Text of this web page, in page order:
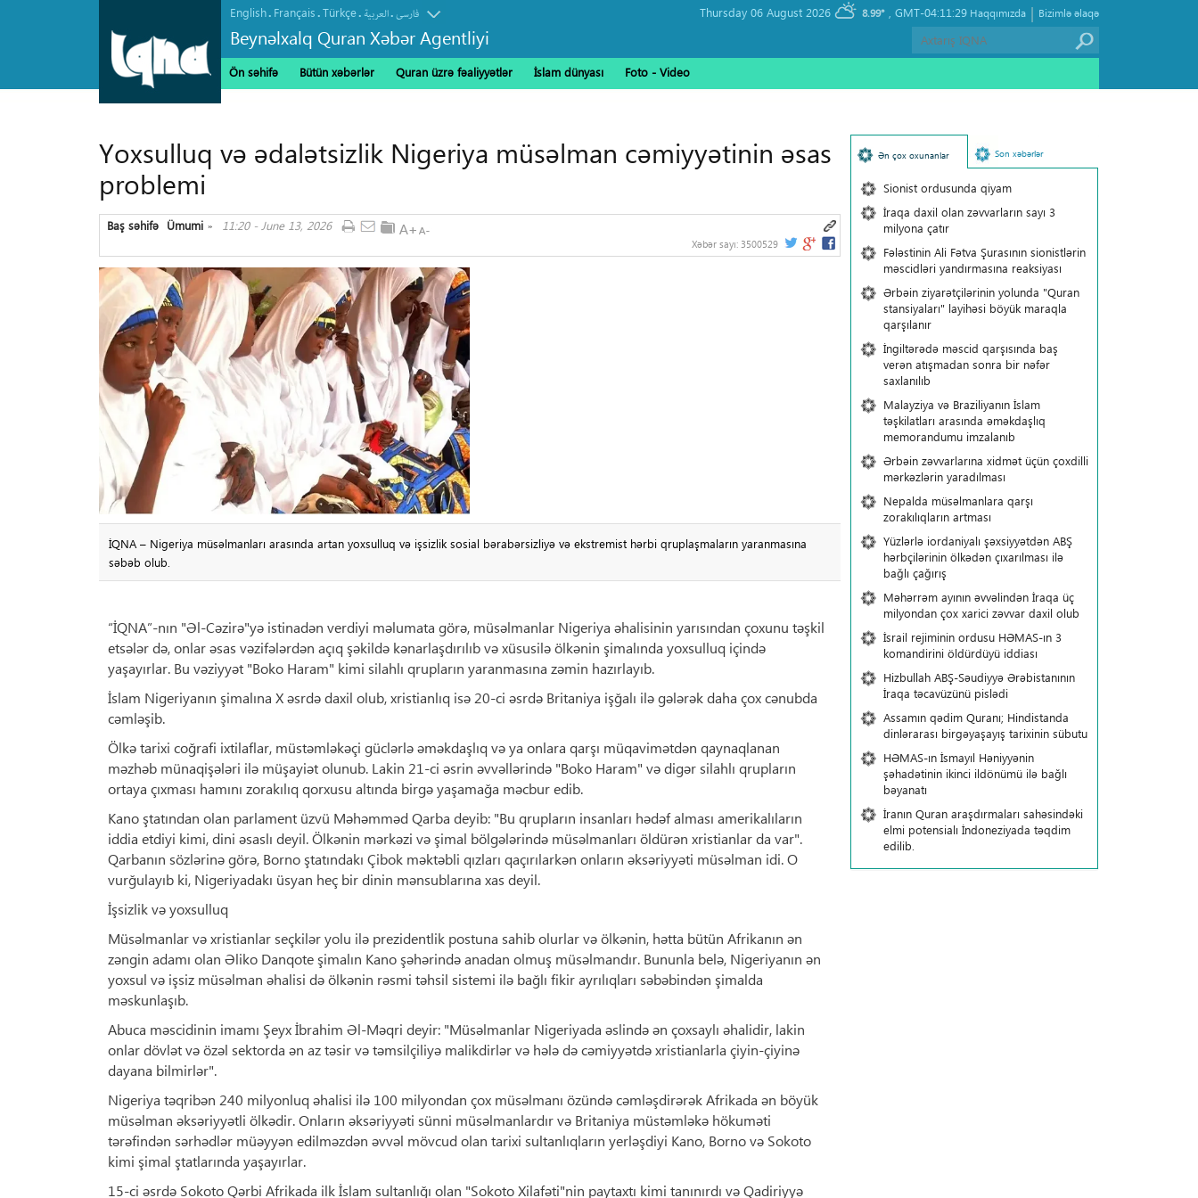
English. Français.Türkçe. العربیة.فارسی
Beynəlxalq Quran Xəbər Agentliyi
GMT-04:11:29
8.99° Bizimlə əlaqə
|
Haqqımızda
Ön səhifə Bütün xəbərlər Quran üzrə fəaliyyətlər İslam dünyası Foto - Video
Yoxsulluq və ədalətsizlik Nigeriya müsəlman cəmiyyətinin əsas
problemi
Baş səhifə »
Ümumi 11:20 - June 13, 2026
Xəbər sayı: 3500529
İQNA – Nigeriya müsəlmanları arasında artan yoxsulluq və işsizlik sosial bərabərsizliyə və ekstremist hərbi qruplaşmaların yaranmasına
səbəb olub.
“İQNA”-nın "Əl-Cəzirə"yə istinadən verdiyi məlumata görə, müsəlmanlar Nigeriya əhalisinin yarısından çoxunu təşkil
etsələr də, onlar əsas vəzifələrdən açıq şəkildə kənarlaşdırılıb və xüsusilə ölkənin şimalında yoxsulluq içində
yaşayırlar. Bu vəziyyət "Boko Haram" kimi silahlı qrupların yaranmasına zəmin hazırlayıb.
İslam Nigeriyanın şimalına X əsrdə daxil olub, xristianlıq isə 20-ci əsrdə Britaniya işğalı ilə gələrək daha çox cənubda
cəmləşib.
Ölkə tarixi coğrafi ixtilaflar, müstəmləkəçi güclərlə əməkdaşlıq və ya onlara qarşı müqavimətdən qaynaqlanan
məzhəb münaqişələri ilə müşayiət olunub. Lakin 21-ci əsrin əvvəllərində "Boko Haram" və digər silahlı qrupların
ortaya çıxması hamını zorakılıq qorxusu altında birgə yaşamağa məcbur edib.
Kano ştatından olan parlament üzvü Məhəmməd Qarba deyib: "Bu qrupların insanları hədəf alması amerikalıların
iddia etdiyi kimi, dini əsaslı deyil. Ölkənin mərkəzi və şimal bölgələrində müsəlmanları öldürən xristianlar da var".
Qarbanın sözlərinə görə, Borno ştatındakı Çibok məktəbli qızları qaçırılarkən onların əksəriyyəti müsəlman idi. O
vurğulayıb ki, Nigeriyadakı üsyan heç bir dinin mənsublarına xas deyil.
İşsizlik və yoxsulluq
Müsəlmanlar və xristianlar seçkilər yolu ilə prezidentlik postuna sahib olurlar və ölkənin, hətta bütün Afrikanın ən
zəngin adamı olan Əliko Danqote şimalın Kano şəhərində anadan olmuş müsəlmandır. Bununla belə, Nigeriyanın ən
yoxsul və işsiz müsəlman əhalisi də ölkənin rəsmi təhsil sistemi ilə bağlı fikir ayrılıqları səbəbindən şimalda
məskunlaşıb.
Abuca məscidinin imamı Şeyx İbrahim Əl-Məqri deyir: "Müsəlmanlar Nigeriyada əslində ən çoxsaylı əhalidir, lakin
onlar dövlət və özəl sektorda ən az təsir və təmsilçiliyə malikdirlər və hələ də cəmiyyətdə xristianlarla çiyin-çiyinə
dayana bilmirlər".
Nigeriya təqribən 240 milyonluq əhalisi ilə 100 milyondan çox müsəlmanı özündə cəmləşdirərək Afrikada ən böyük
müsəlman əksəriyyətli ölkədir. Onların əksəriyyəti sünni müsəlmanlardır və Britaniya müstəmləkə hökuməti
tərəfindən sərhədlər müəyyən edilməzdən əvvəl mövcud olan tarixi sultanlıqların yerləşdiyi Kano, Borno və Sokoto
kimi şimal ştatlarında yaşayırlar.
15-ci əsrdə Sokoto Qərbi Afrikada ilk İslam sultanlığı olan "Sokoto Xilafəti"nin paytaxtı kimi tanınırdı və Qadiriyyə
Ən çox oxunanlar Son xəbərlər
Sionist ordusunda qiyam
İraqa daxil olan zəvvarların sayı 3
milyona çatır
Fələstinin Ali Fətva Şurasının sionistlərin
məscidləri yandırmasına reaksiyası
Ərbəin ziyarətçilərinin yolunda "Quran
stansiyaları" layihəsi böyük maraqla
qarşılanır
İngiltərədə məscid qarşısında baş
verən atışmadan sonra bir nəfər
saxlanılıb
Malayziya və Braziliyanın İslam
təşkilatları arasında əməkdaşlıq
memorandumu imzalanıb
Ərbəin zəvvarlarına xidmət üçün çoxdilli
mərkəzlərin yaradılması
Nepalda müsəlmanlara qarşı
zorakılıqların artması
Yüzlərlə iordaniyalı şəxsiyyətdən ABŞ
hərbçilərinin ölkədən çıxarılması ilə
bağlı çağırış
Məhərrəm ayının əvvəlindən İraqa üç
milyondan çox xarici zəvvar daxil olub
İsrail rejiminin ordusu HƏMAS-ın 3
komandirini öldürdüyü iddiası
Hizbullah ABŞ-Səudiyyə Ərəbistanının
İraqa təcavüzünü pislədi
Assamın qədim Quranı; Hindistanda
dinlərarası birgəyaşayış tarixinin sübutu
HƏMAS-ın İsmayıl Həniyyənin
şəhadətinin ikinci ildönümü ilə bağlı
bəyanatı
İranın Quran araşdırmaları sahəsindəki
elmi potensialı İndoneziyada təqdim
edilib.